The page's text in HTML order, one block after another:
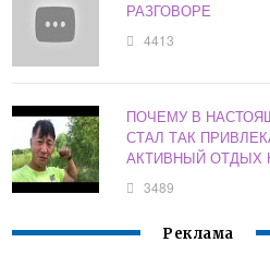
РАЗГОВОРЕ
4413
ПОЧЕМУ В
СТАЛ ТАК
АКТИВНЫЙ ОТДЫХ
3489
Реклама